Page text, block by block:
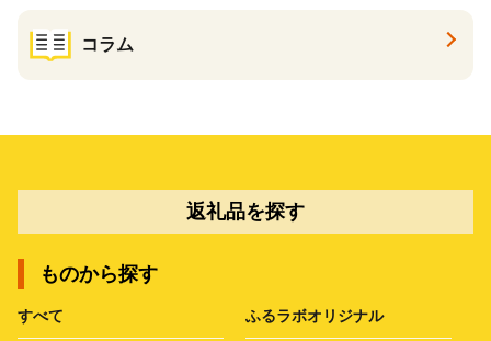
コラム
返礼品を探す
ものから探す
すべて ふるラボオリジナル